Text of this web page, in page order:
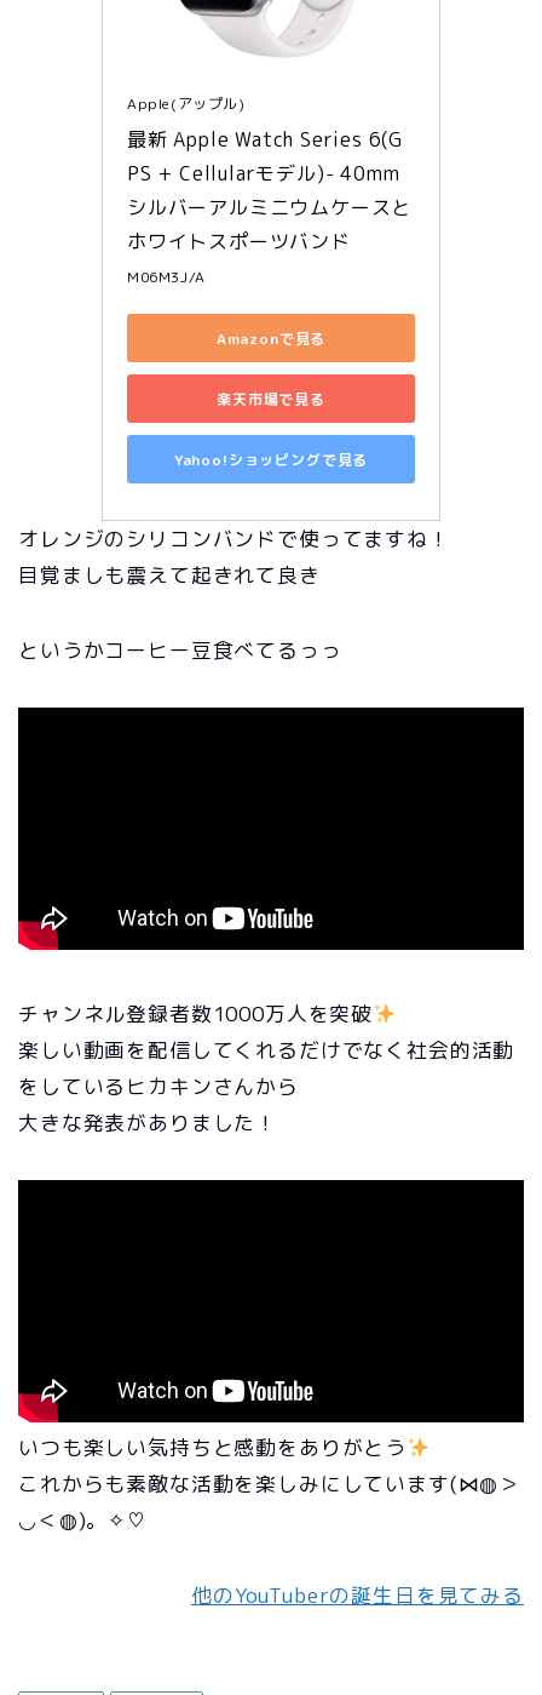
Apple(アップル)
最新 Apple Watch Series 6(G
PS + Cellularモデル)- 40mm
シルバーアルミニウムケースと
ホワイトスポーツバンド
M06M3J/A
Amazonで見る
楽天市場で見る
Yahoo!ショッピングで見る
オレンジのシリコンバンドで使ってますね！
目覚ましも震えて起きれて良き
というかコーヒー豆食べてるっっ
チャンネル登録者数1000万人を突破
楽しい動画を配信してくれるだけでなく社会的活動
をしているヒカキンさんから
大きな発表がありました！
いつも楽しい気持ちと感動をありがとう
これからも素敵な活動を楽しみにしています(⋈◍＞
◡＜◍)。✧♡
他のYouTuberの誕生日を見てみる